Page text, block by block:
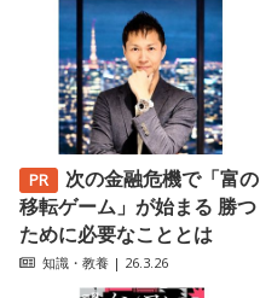
次の金融危機で「富の
移転ゲーム」が始まる 勝つ
ために必要なこととは
知識・教養 | 26.3.26